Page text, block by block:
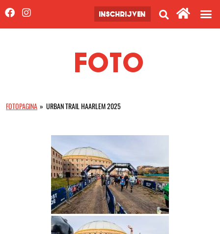
INSCHRIJVEN
FOTO
FOTOPAGINA » URBAN TRAIL HAARLEM 2025